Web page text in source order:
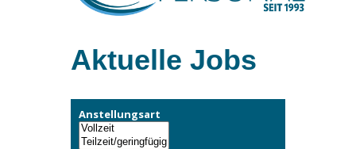
Aktuelle Jobs
Anstellungsart